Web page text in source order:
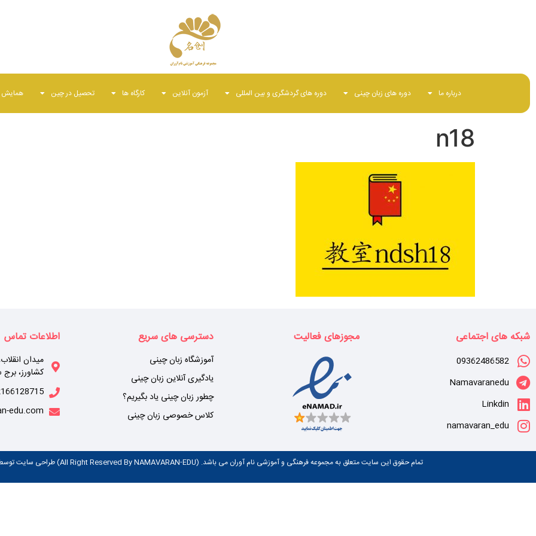
درباره ما دوره های زبان چینی دوره های گردشگری و بین المللی آزمون آنلاین کارگاه ها تحصیل در چین همایش
n18
شبکه های اجتماعی
09362486582
Namavaranedu
Linkdin
namavaran_edu
مجوزهای فعالیت دسترسی های سریع
آموزشگاه زبان چینی
یادگیری آنلاین زبان چینی
چطور زبان چینی یاد بگیریم؟
کلاس خصوصی زبان چینی
اطلاعات تماس
میدان
کشاورز، برج
edu.com
تمام حقوق این سایت متعلق به مجموعه فرهنگی و آموزشی نام آوران می باشد. (All Right Reserved By NAMAVARAN-EDU) طراحی سایت توسط :